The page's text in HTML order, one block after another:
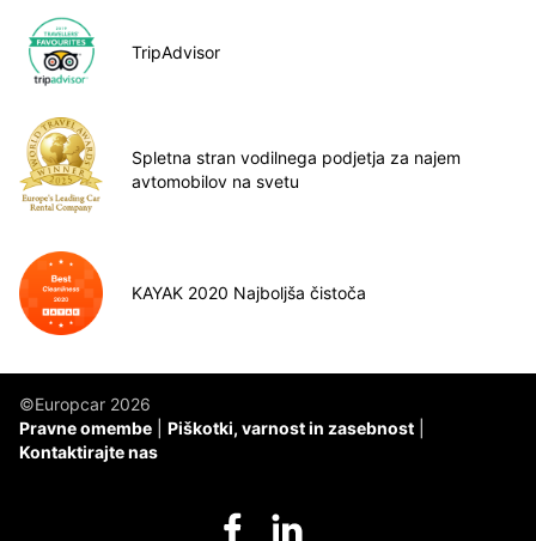
TripAdvisor
Spletna stran vodilnega podjetja za najem
avtomobilov na svetu
KAYAK 2020 Najboljša čistoča
©Europcar 2026
Pravne omembe
Piškotki, varnost in zasebnost
Kontaktirajte nas